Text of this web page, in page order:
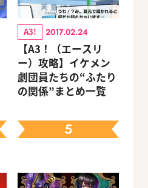
A3! 2017.02.24
【A3！（エースリ
ー）攻略】イケメン
劇団員たちの“ふたり
の関係”まとめ一覧
5